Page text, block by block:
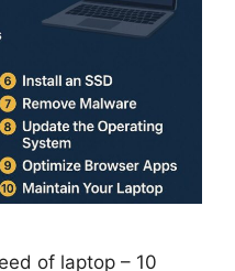
of laptop – 10